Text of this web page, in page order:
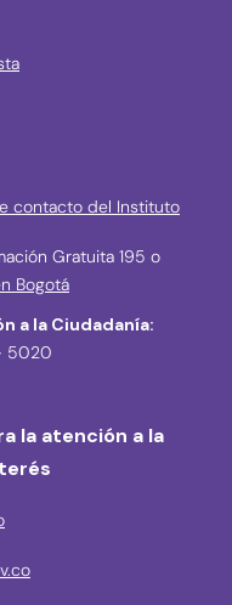
contacto del Instituto
Gratuita 195 o
Bogotá
a la Ciudadanía:
5020
la atención a la